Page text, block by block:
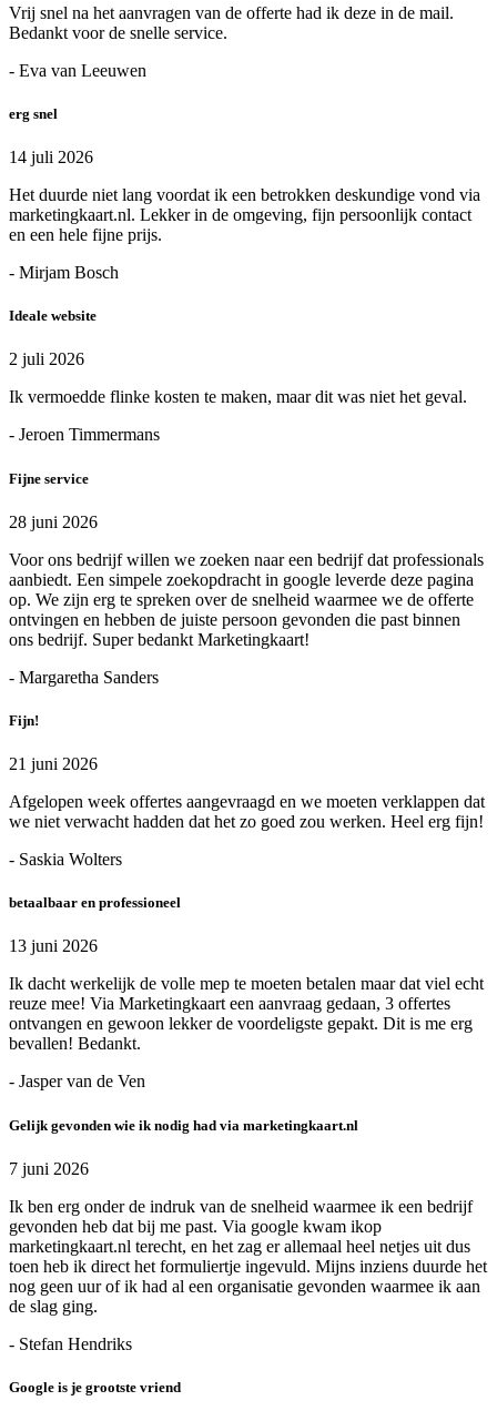
Vrij snel na het aanvragen van de offerte had ik deze in de mail.
Bedankt voor de snelle service.
- Eva van Leeuwen
erg snel
14 juli 2026
Het duurde niet lang voordat ik een betrokken deskundige vond via
marketingkaart.nl. Lekker in de omgeving, fijn persoonlijk contact
en een hele fijne prijs.
- Mirjam Bosch
Ideale website
2 juli 2026
Ik vermoedde flinke kosten te maken, maar dit was niet het geval.
- Jeroen Timmermans
Fijne service
28 juni 2026
Voor ons bedrijf willen we zoeken naar een bedrijf dat professionals
aanbiedt. Een simpele zoekopdracht in google leverde deze pagina
op. We zijn erg te spreken over de snelheid waarmee we de offerte
ontvingen en hebben de juiste persoon gevonden die past binnen
ons bedrijf. Super bedankt Marketingkaart!
- Margaretha Sanders
Fijn!
21 juni 2026
Afgelopen week offertes aangevraagd en we moeten verklappen dat
we niet verwacht hadden dat het zo goed zou werken. Heel erg fijn!
- Saskia Wolters
betaalbaar en professioneel
13 juni 2026
Ik dacht werkelijk de volle mep te moeten betalen maar dat viel echt
reuze mee! Via Marketingkaart een aanvraag gedaan, 3 offertes
ontvangen en gewoon lekker de voordeligste gepakt. Dit is me erg
bevallen! Bedankt.
- Jasper van de Ven
Gelijk gevonden wie ik nodig had via marketingkaart.nl
7 juni 2026
Ik ben erg onder de indruk van de snelheid waarmee ik een bedrijf
gevonden heb dat bij me past. Via google kwam ikop
marketingkaart.nl terecht, en het zag er allemaal heel netjes uit dus
toen heb ik direct het formuliertje ingevuld. Mijns inziens duurde het
nog geen uur of ik had al een organisatie gevonden waarmee ik aan
de slag ging.
- Stefan Hendriks
Google is je grootste vriend